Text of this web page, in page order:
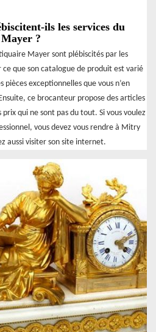
ils les services du
?
Mayer sont plébiscités par les
que son catalogue de produit est varié
exceptionnelles que vous n’en
ce brocanteur propose des articles
qui ne sont pas du tout. Si vous voulez
vous devez vous rendre à Mitry
aussi visiter son site internet.